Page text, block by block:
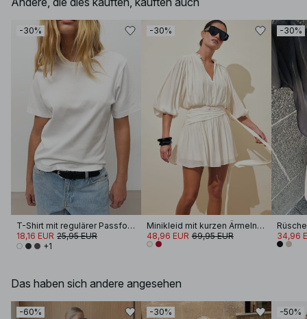
-30%
T-Shirt mit regulärer Passform
18,16 EUR 25,95 EUR
+1
-30%
Minikleid mit kurzen Ärmeln und Schnürung an der Taille
48,96 EUR 69,95 EUR
-30%
34,96
Das haben sich andere angesehen
-60% -30% -50%